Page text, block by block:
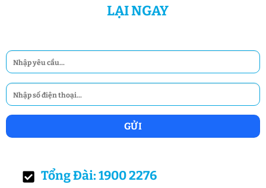
LẠI NGAY
Tổng Đài: 1900 2276